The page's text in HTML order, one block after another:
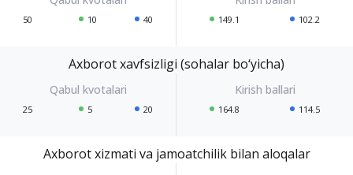
50 10 40 149.1 102.2
Axborot xavfsizligi (sohalar bo‘yicha)
25 5 20 164.8 114.5
Axborot xizmati va jamoatchilik bilan aloqalar